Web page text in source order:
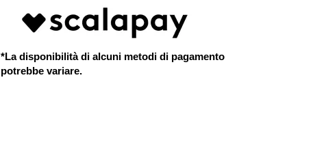
*La disponibilità di alcuni metodi di pagamento
potrebbe variare.